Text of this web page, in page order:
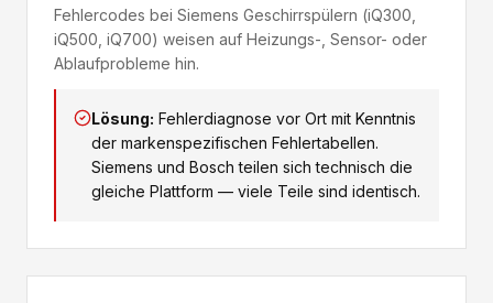
Fehlercodes bei Siemens Geschirrspülern (iQ300,
iQ500, iQ700) weisen auf Heizungs-, Sensor- oder
Ablaufprobleme hin.
Lösung: Fehlerdiagnose vor Ort mit Kenntnis
der markenspezifischen Fehlertabellen.
Siemens und Bosch teilen sich technisch die
gleiche Plattform — viele Teile sind identisch.